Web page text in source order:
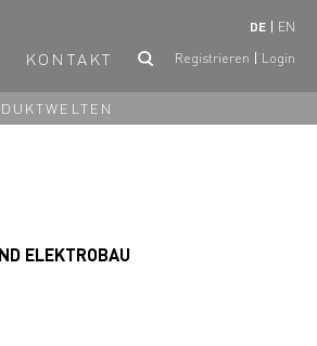
DE EN
KONTAKT Registrieren Login
ELEKTROBAU